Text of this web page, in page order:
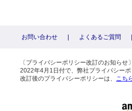
お問い合わせ よくあるご質問
〔プライバシーポリシー改訂のお知らせ〕
2022年4月1日付で、弊社プライバシー
改訂後のプライバシーポリシーは、 こち